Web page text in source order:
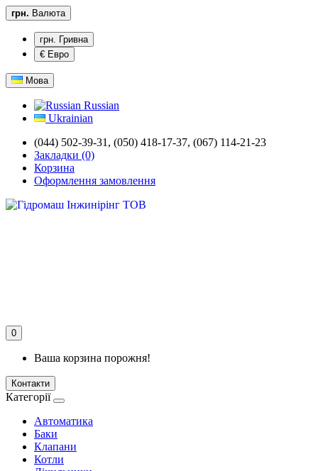
грн. Валюта
грн. Гривна
€ Евро
Мова
Russian
Ukrainian
(044) 502-39-31, (050) 418-17-37, (067) 114-21-23
Закладки (0)
Корзина
Оформлення замовлення
0
Ваша корзина порожня!
Контакти
Категорії
Автоматика
Баки
Клапани
Котли